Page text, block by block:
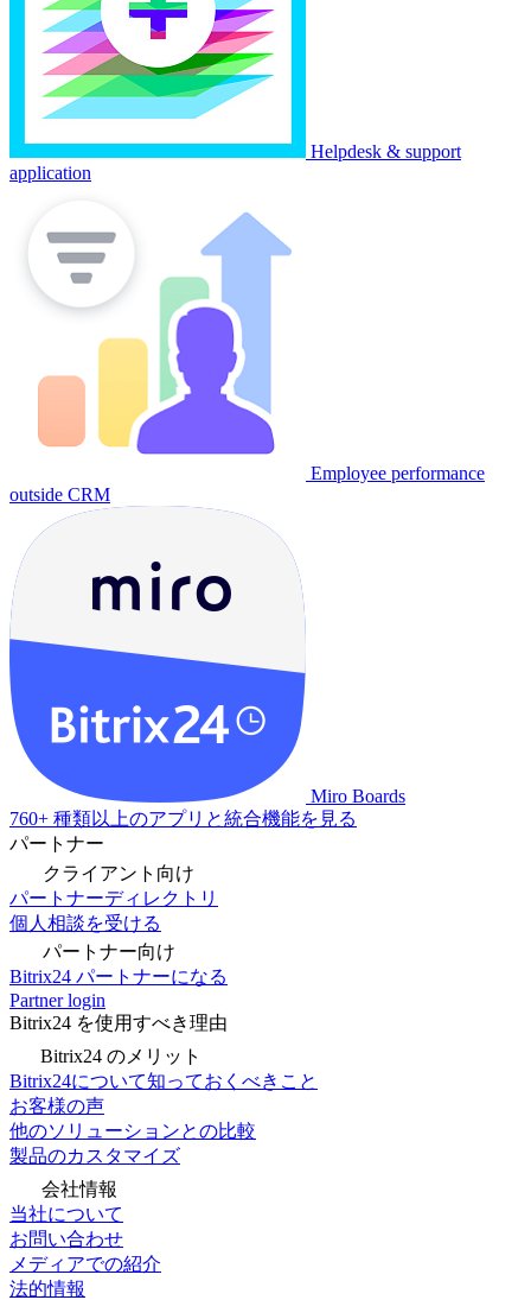
Helpdesk & support
application
Employee performance
outside CRM
Miro Boards
760+ 種類以上のアプリと統合機能を見る
パートナー
クライアント向け
パートナーディレクトリ
個人相談を受ける
パートナー向け
Bitrix24 パートナーになる
Partner login
Bitrix24 を使用すべき理由
Bitrix24 のメリット
Bitrix24について知っておくべきこと
お客様の声
他のソリューションとの比較
製品のカスタマイズ
会社情報
当社について
お問い合わせ
メディアでの紹介
法的情報